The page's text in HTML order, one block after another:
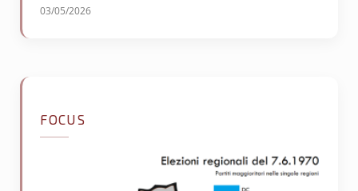
03/05/2026
FOCUS